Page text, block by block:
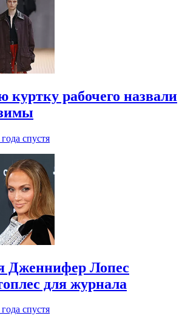
куртку рабочего назвали
года спустя
Дженнифер Лопес
для журнала
спустя